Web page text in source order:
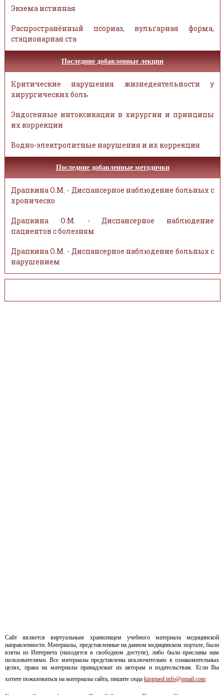
Экзема истинная
Распространённый псориаз, вульгарная форма,
стационарная ста
Последние добавленные лекции
Критические нарушения жизнедеятельности у
хирургических боль
Эндогенные интоксикации в хирургии и принципы
их коррекции
Водно-электролитные нарушения и их коррекция
Последние добавленные методички
Драпкина О.М. - Диспансерное наблюдение больных с
хроническо
Драпкина О.М. - Диспансерное наблюдение
пациентов с болезням
Драпкина О.М. - Диспансерное наблюдение больных с
нарушением
Сайт является виртуальным хранилищем учебного материала медицинской
направленности. Материалы, представленные на данном медицинском портале, были
взяты из Интернета (находятся в свободном доступе), либо были присланы нам
пользователями. Все материалы представлены исключительно в ознакомительных
целях, права на материалы принадлежат их авторам и издательствам. Если Вы
хотите пожаловаться на материалы сайта, пишите сюда kingmed.info@gmail.com